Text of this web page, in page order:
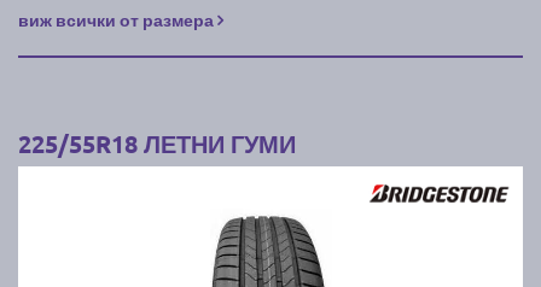
виж всички от размера
225/55R18 ЛЕТНИ ГУМИ